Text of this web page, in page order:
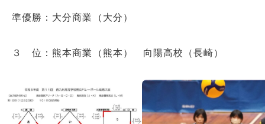
準優勝：大分商業（大分）
３ 位：熊本商業（熊本） 向陽高校（長崎）